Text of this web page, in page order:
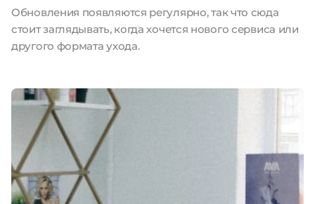
Обновления появляются регулярно, так что сюда
стоит заглядывать, когда хочется нового сервиса или
другого формата ухода.